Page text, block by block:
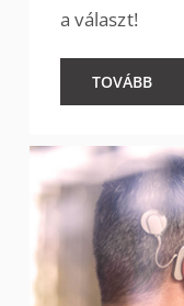
a választ!
TOVÁBB